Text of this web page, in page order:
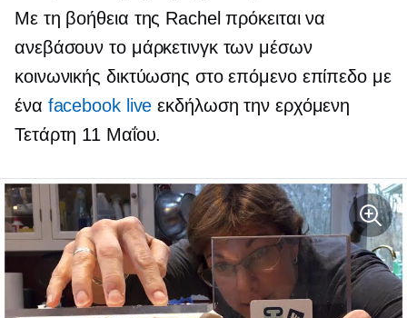
Με τη βοήθεια της Rachel πρόκειται να
ανεβάσουν το μάρκετινγκ των μέσων
κοινωνικής δικτύωσης στο επόμενο επίπεδο με
ένα facebook live εκδήλωση την ερχόμενη
Τετάρτη 11 Μαΐου.